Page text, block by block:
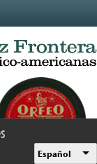
Español